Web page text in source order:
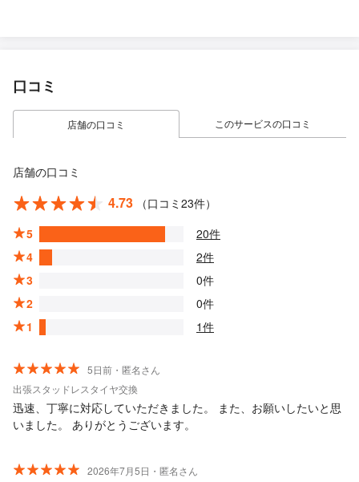
口コミ
店舗の口コミ このサービスの口コミ
店舗の口コミ
4.73
（口コミ23件）
5
20件
4
2件
3
0件
2
0件
1
1件
5日前・匿名さん
出張スタッドレスタイヤ交換
迅速、丁寧に対応していただきました。 また、お願いしたいと思
いました。 ありがとうございます。
2026年7月5日・匿名さん